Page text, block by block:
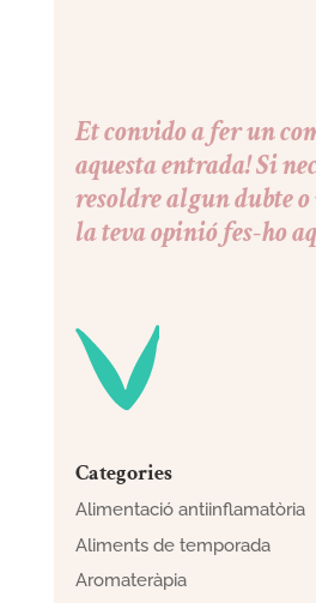
Et convido a fer un
aquesta entrada! Si
resoldre algun dubte
la teva opinió fes-ho
Categories
Alimentació antiinflamatòria
Aliments de temporada
Aromateràpia